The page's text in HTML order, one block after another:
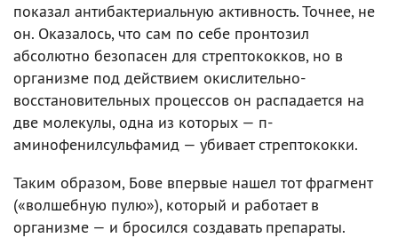
показал антибактериальную активность. Точнее, не
он. Оказалось, что сам по себе пронтозил
абсолютно безопасен для стрептококков, но в
организме под действием окислительно-
восстановительных процессов он распадается на
две молекулы, одна из которых — п-
аминофенилсульфамид — убивает стрептококки.
Таким образом, Бове впервые нашел тот фрагмент
(«волшебную пулю»), который и работает в
организме — и бросился создавать препараты.